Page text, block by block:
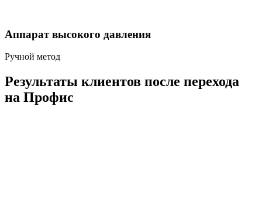
Аппарат высокого давления
Ручной метод
Результаты клиентов после перехода
на Профис